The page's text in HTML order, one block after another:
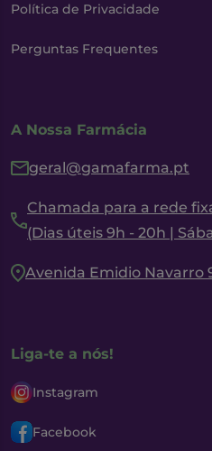
Política de Privacidade
Perguntas Frequentes
A Nossa Farmácia
geral@gamafarma.pt
Chamada para a rede
(Dias úteis 9h - 20h |
Avenida Emidio Navarro
Liga-te a nós!
Instagram
Facebook